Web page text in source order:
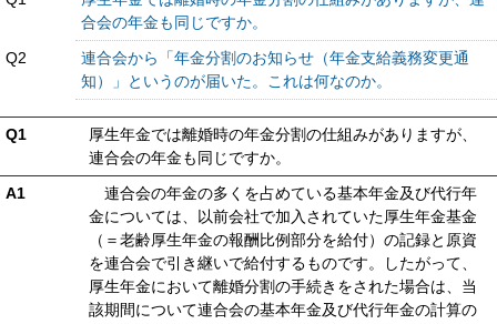
合会の年金も同じですか。
Q2
連合会から「年金分割のお知らせ（年金支給義務変更通
知）」というのが届いた。これは何なのか。
Q1
厚生年金では離婚時の年金分割の仕組みがありますが、
連合会の年金も同じですか。
A1
連合会の年金の多くを占めている基本年金及び代行年
金については、以前会社で加入されていた厚生年金基金
（＝老齢厚生年金の報酬比例部分を給付）の記録と原資
を連合会で引き継いで給付するものです。したがって、
厚生年金において離婚分割の手続きをされた場合は、当
該期間について連合会の基本年金及び代行年金の計算の